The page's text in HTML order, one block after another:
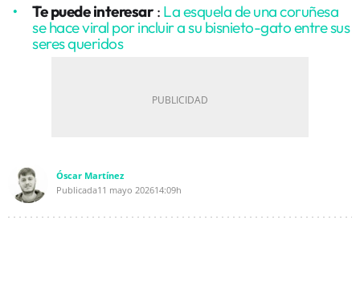
Te puede interesar : La esquela de una coruñesa
se hace viral por incluir a su bisnieto-gato entre sus
seres queridos
Óscar Martínez
Publicada11 mayo 202614:09h